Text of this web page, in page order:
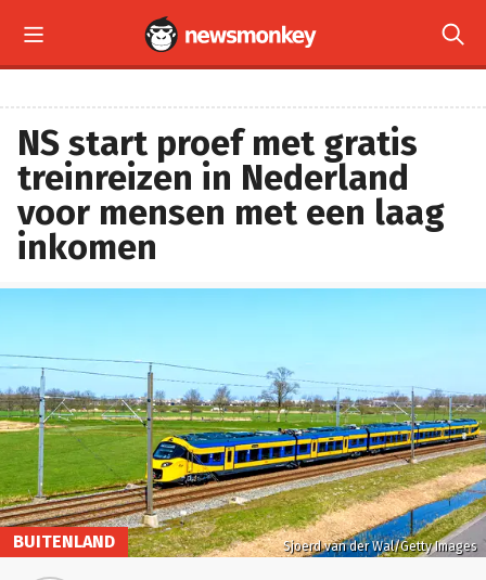
 
NS start proef met gratis
treinreizen in Nederland
voor mensen met een laag
inkomen
Sjoerd van der Wal/Getty Images
BUITENLAND